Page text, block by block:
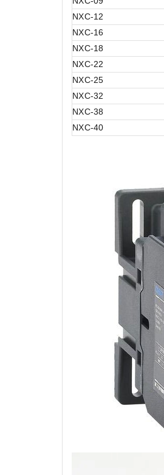
NXC-12
NXC-16
NXC-18
NXC-22
NXC-25
NXC-32
NXC-38
NXC-40